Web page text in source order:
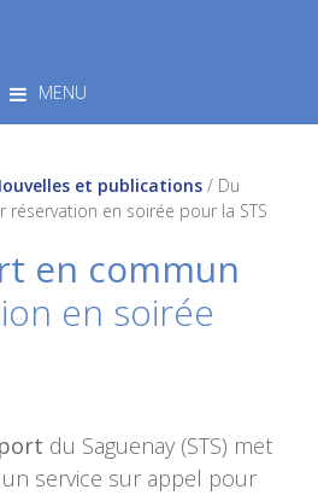
MENU
et publications / Du
en soirée pour la STS
en commun
en soirée
du Saguenay (STS) met
service sur appel pour